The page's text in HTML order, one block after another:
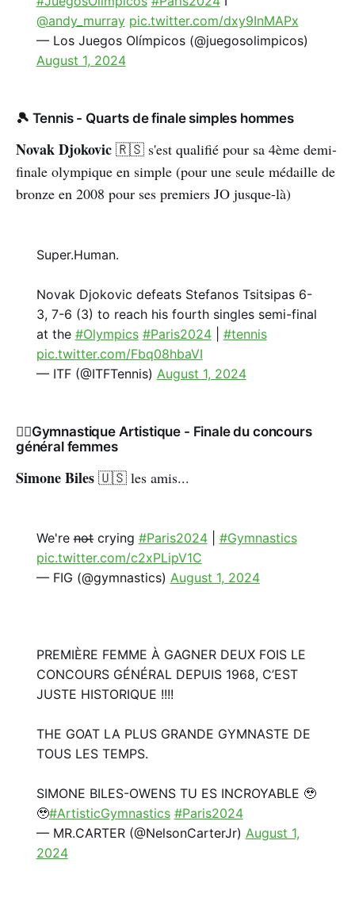
@andy_murray pic.twitter.com/dxy9InMAPx
— Los Juegos Olímpicos (@juegosolimpicos)
August 1, 2024
🎾 Tennis - Quarts de finale simples hommes
Novak Djokovic 🇷🇸 s'est qualifié pour sa 4ème demi-
finale olympique en simple (pour une seule médaille de
bronze en 2008 pour ses premiers JO jusque-là)
Super.Human.
Novak Djokovic defeats Stefanos Tsitsipas 6-
3, 7-6 (3) to reach his fourth singles semi-final
at the #Olympics #Paris2024| #tennis
pic.twitter.com/Fbq08hbaVI
— ITF (@ITFTennis) August 1, 2024
🤸‍♂️Gymnastique Artistique - Finale du concours
général femmes
Simone Biles 🇺🇸 les amis...
We're n̶o̶t̶ crying #Paris2024| #Gymnastics
pic.twitter.com/c2xPLipV1C
— FIG (@gymnastics) August 1, 2024
PREMIÈRE FEMME À GAGNER DEUX FOIS LE
CONCOURS GÉNÉRAL DEPUIS 1968, C’EST
JUSTE HISTORIQUE !!!!
THE GOAT LA PLUS GRANDE GYMNASTE DE
TOUS LES TEMPS.
SIMONE BILES-OWENS TU ES INCROYABLE 🥹
🥹#ArtisticGymnastics #Paris2024
— MR.CARTER (@NelsonCarterJr) August 1,
2024